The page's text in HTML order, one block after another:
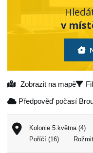
v
Zobrazit na mapě
Předpověď počasí
Kolonie 5.května (4)
Poříčí (16)